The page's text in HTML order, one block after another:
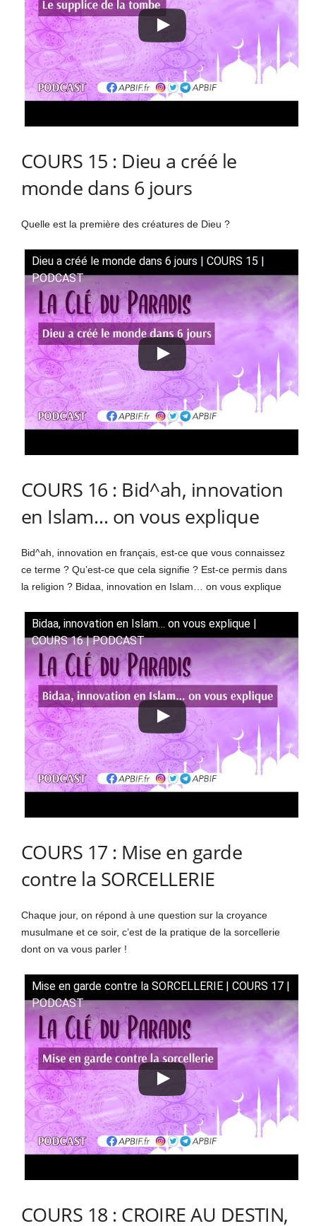
COURS 15 : Dieu a créé le
monde dans 6 jours
Quelle est la première des créatures de Dieu ?
Dieu a créé le monde dans 6 jours | COURS 15 |
PODCAST
COURS 16 : Bid^ah, innovation
en Islam… on vous explique
Bid^ah, innovation en français, est-ce que vous connaissez
ce terme ? Qu’est-ce que cela signifie ? Est-ce permis dans
la religion ? Bidaa, innovation en Islam… on vous explique
Bidaa, innovation en Islam… on vous explique |
COURS 16 | PODCAST
COURS 17 : Mise en garde
contre la SORCELLERIE
Chaque jour, on répond à une question sur la croyance
musulmane et ce soir, c’est de la pratique de la sorcellerie
dont on va vous parler !
Mise en garde contre la SORCELLERIE | COURS 17 |
PODCAST
COURS 18 : CROIRE AU DESTIN,